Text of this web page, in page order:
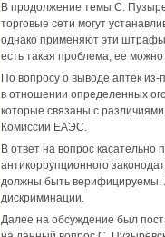
В продолжение темы С.
торговые сети могут
однако применяют эти
есть такая проблема, ее
По вопросу о выводе аптек
в отношении определенных
которые связаны с
Комиссии ЕАЭС.
В ответ на вопрос касательно
антикоррупционного
должны быть верифицируемы.
дискриминации.
Далее на обсуждение был